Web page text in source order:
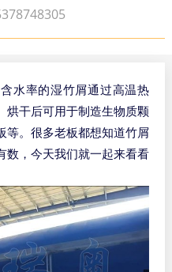
水率的湿竹屑通过高温热
烘干后可用于制造生物质颗
等。很多老板都想知道竹屑
数，今天我们就一起来看看